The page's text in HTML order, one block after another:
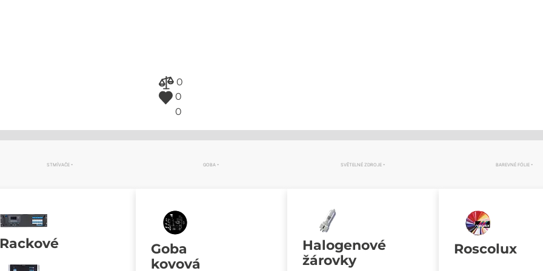
0
0
0
STMÍVAČE
Rackové
GOBA
Goba
kovová
SVĚTELNÉ ZDROJE
Halogenové
žárovky
BAREVNÉ FÓLIE
Roscolux